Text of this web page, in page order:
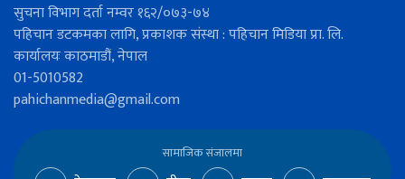
सुचना विभाग दर्ता नम्वर १६२/०७३-७४
पहिचान डटकमका लागि, प्रकाशक संस्था : पहिचान मिडिया प्रा. लि.
कार्यालयः काठमाडौं, नेपाल
01-5010582
pahichanmedia@gmail.com
सामाजिक संजालमा